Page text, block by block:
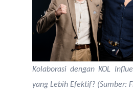
Kolaborasi dengan KOL
yang Lebih Efektif? (Sumber: